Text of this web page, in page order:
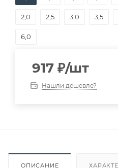
2,0 2,5 3,0 3,5
6,0
917 ₽/шт
Нашли дешевле?
ОПИСАНИЕ